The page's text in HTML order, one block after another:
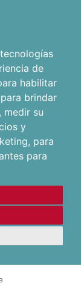
de
habilitar
para brindar
, medir su
y
, para
para